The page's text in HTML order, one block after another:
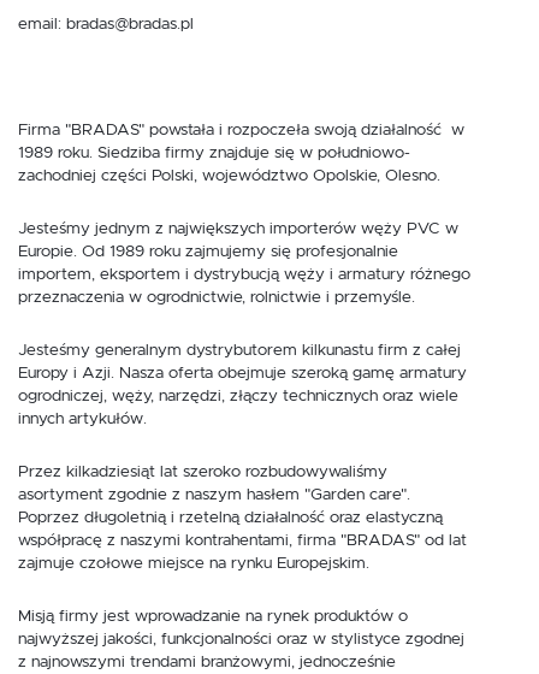
email: bradas@bradas.pl
Firma "BRADAS" powstała i rozpoczeła swoją działalność w
1989 roku. Siedziba firmy znajduje się w południowo-
zachodniej części Polski, województwo Opolskie, Olesno.
Jesteśmy jednym z największych importerów węży PVC w
Europie. Od 1989 roku zajmujemy się profesjonalnie
importem, eksportem i dystrybucją węży i armatury różnego
przeznaczenia w ogrodnictwie, rolnictwie i przemyśle.
Jesteśmy generalnym dystrybutorem kilkunastu firm z całej
Europy i Azji. Nasza oferta obejmuje szeroką gamę armatury
ogrodniczej, węży, narzędzi, złączy technicznych oraz wiele
innych artykułów.
Przez kilkadziesiąt lat szeroko rozbudowywaliśmy
asortyment zgodnie z naszym hasłem "Garden care".
Poprzez długoletnią i rzetelną działalność oraz elastyczną
współpracę z naszymi kontrahentami, firma "BRADAS" od lat
zajmuje czołowe miejsce na rynku Europejskim.
Misją firmy jest wprowadzanie na rynek produktów o
najwyższej jakości, funkcjonalności oraz w stylistyce zgodnej
z najnowszymi trendami branżowymi, jednocześnie
funkcjonalności czy prezentowanych treści.
na stronie.
Analityczne
Analityczne pliki cookies pomagają nam rozwijać się i dostosowywać do
Twoich potrzeb.
wykorzystywania witryny internetowej, miejsca oraz częstotliwości, z jaką
odwiedzane są nasze serwisy www. Dane pozwalają nam na ocenę
użytkowników. Zgromadzone informacje są przetwarzane w formie
zanonimizowanej. Wyrażenie zgody na analityczne pliki cookies gwarantuje
Więcej
Reklamowe
informacje i aktualności na stronach naszych partnerów.
Promocyjne pliki cookies służą do prezentowania Ci naszych komunikatów
dotyczących przeglądanej witryny internetowej. Treści promocyjne mogą
pojawić się na stronach podmiotów trzecich lub firm będących naszymi
pośredników prezentujących nasze treści w postaci wiadomości, ofert,
komunikatów mediów społecznościowych.
Więcej